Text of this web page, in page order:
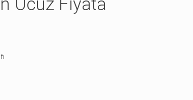
Ucuz Fiyata